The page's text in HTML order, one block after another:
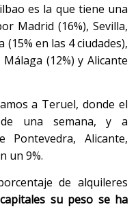
es la que tiene una
Madrid (16%), Sevilla,
(15% en las 4 ciudades),
(12%) y Alicante
a Teruel, donde el
una semana, y a
Pontevedra, Alicante,
un 9%.
de alquileres
su peso se ha